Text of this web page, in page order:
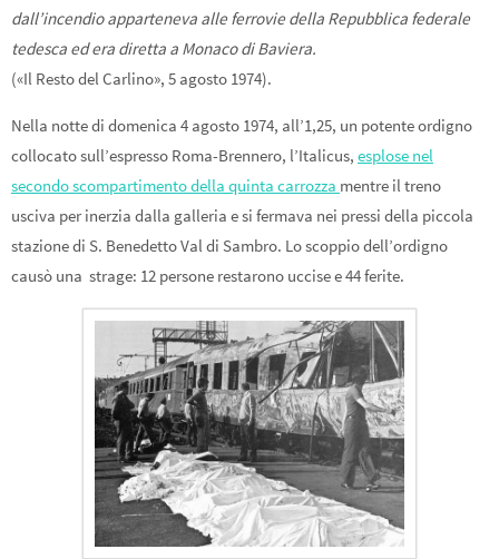
dall’incendio apparteneva alle ferrovie della Repubblica federale
tedesca ed era diretta a Monaco di Baviera.
(«Il Resto del Carlino», 5 agosto 1974).
Nella notte di domenica 4 agosto 1974, all’1,25, un potente ordigno
collocato sull’espresso Roma-Brennero, l’Italicus, esplose nel
secondo scompartimento della quinta carrozza mentre il treno
usciva per inerzia dalla galleria e si fermava nei pressi della piccola
stazione di S. Benedetto Val di Sambro. Lo scoppio dell’ordigno
causò una strage: 12 persone restarono uccise e 44 ferite.